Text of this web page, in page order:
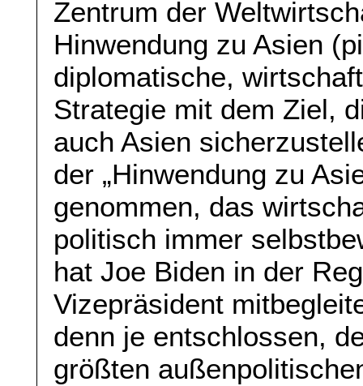
Zentrum der
Hinwendung zu Asien
diplomatische,
Strategie mit dem Ziel,
auch Asien
der „Hinwendung zu
genommen, das
politisch immer
hat Joe Biden in der
Vizepräsident
denn je entschlossen,
größten